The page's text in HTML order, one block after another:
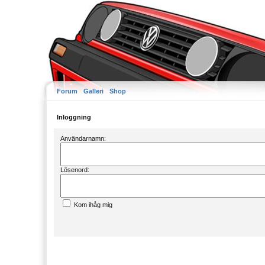
Forum Galleri Shop
Inloggning
Användarnamn:
Lösenord:
Kom ihåg mig